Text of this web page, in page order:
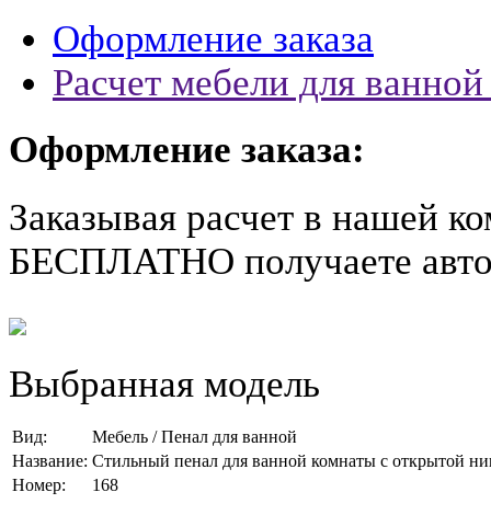
Оформление заказа
Расчет мебели для ванной
Оформление заказа:
Заказывая расчет в нашей
БЕСПЛАТНО получаете
Выбранная модель
Вид:
Мебель / Пенал для ванной
Название: Стильный пенал для ванной комнаты с открытой
Номер:
168